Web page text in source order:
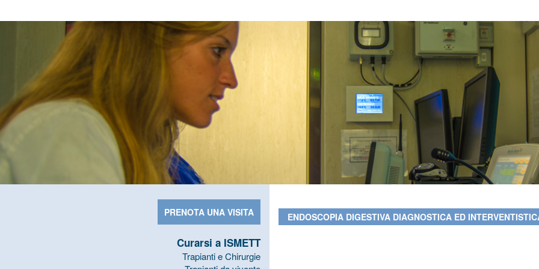
PRENOTA UNA VISITA
Curarsi a ISMETT
Trapianti e Chirurgie
ENDOSCOPIA DIGESTIVA DIAGNOSTICA ED